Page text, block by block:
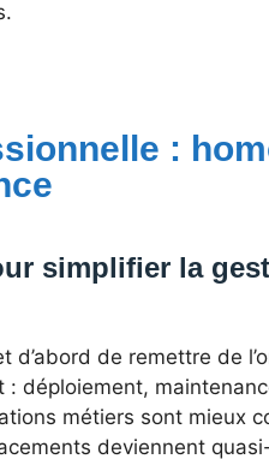
:
simplifier la
d’abord de remettre de
: déploiement,
métiers sont mieux
deviennent